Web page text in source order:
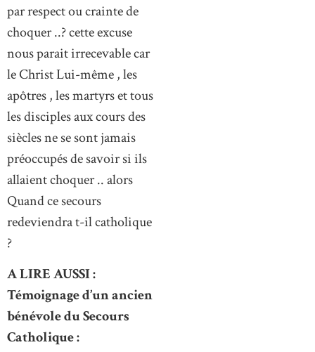
par respect ou crainte de
choquer ..? cette excuse
nous parait irrecevable car
le Christ Lui-même , les
apôtres , les martyrs et tous
les disciples aux cours des
siècles ne se sont jamais
préoccupés de savoir si ils
allaient choquer .. alors
Quand ce secours
redeviendra t-il catholique
?
A LIRE AUSSI :
Témoignage d’un ancien
bénévole du Secours
Catholique :